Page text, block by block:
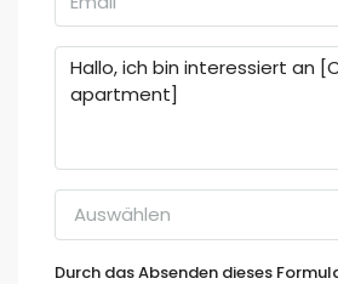
Auswählen
Durch das Absenden dieses